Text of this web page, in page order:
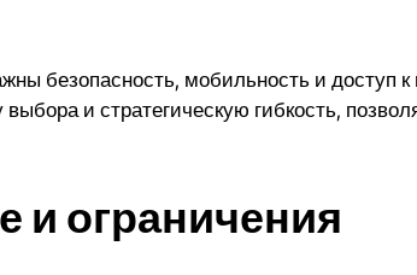
безопасность, мобильность и доступ
и стратегическую гибкость,
и ограничения